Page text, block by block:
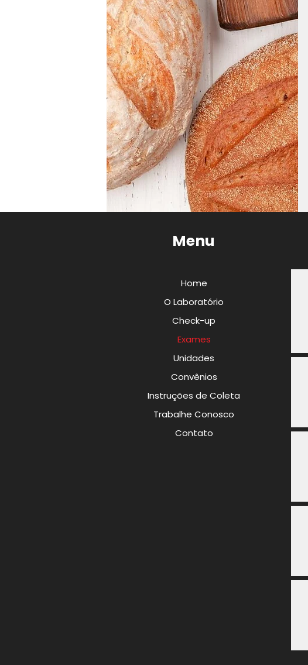
Menu
Home
O Laboratório
Check-up
Exames
Unidades
Convênios
Instruções de Coleta
Trabalhe Conosco
Contato